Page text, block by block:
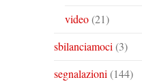
video(21)
sbilanciamoci (3)
segnalazioni (144)